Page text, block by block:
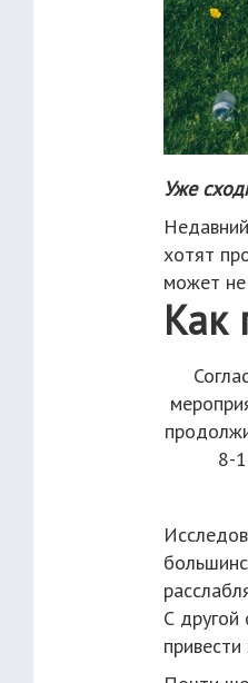
Уже
хотят
может
Как
8-
С другой